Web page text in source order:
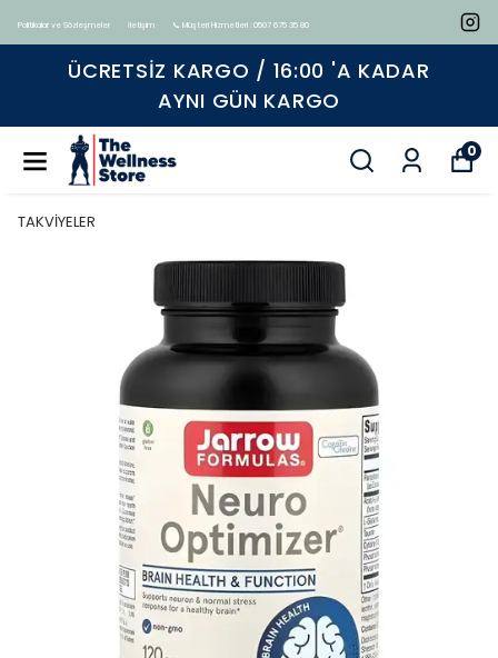
Politikalar ve Sözleşmeler İletişim 📞 Müşteri Hizmetleri : 0507 675 35 80
Tüm ürünlerde geçerli %15 indirim
0
TAKVİYELER